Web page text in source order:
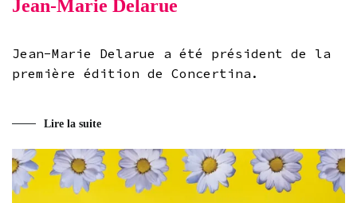
Jean-Marie Delarue
Jean-Marie Delarue a été président de la
première édition de Concertina.
Lire la suite